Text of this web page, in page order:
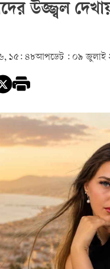
উজ্জ্বল
১৫: ৪৮আপডেট : ০৯ জুলাই